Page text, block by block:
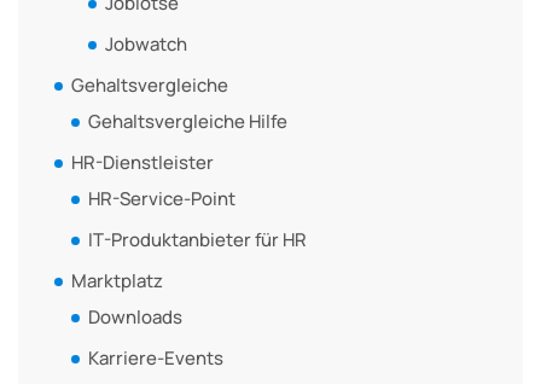
Jobwatch
Gehaltsvergleiche
Gehaltsvergleiche Hilfe
HR-Dienstleister
HR-Service-Point
IT-Produktanbieter für HR
Marktplatz
Downloads
Karriere-Events